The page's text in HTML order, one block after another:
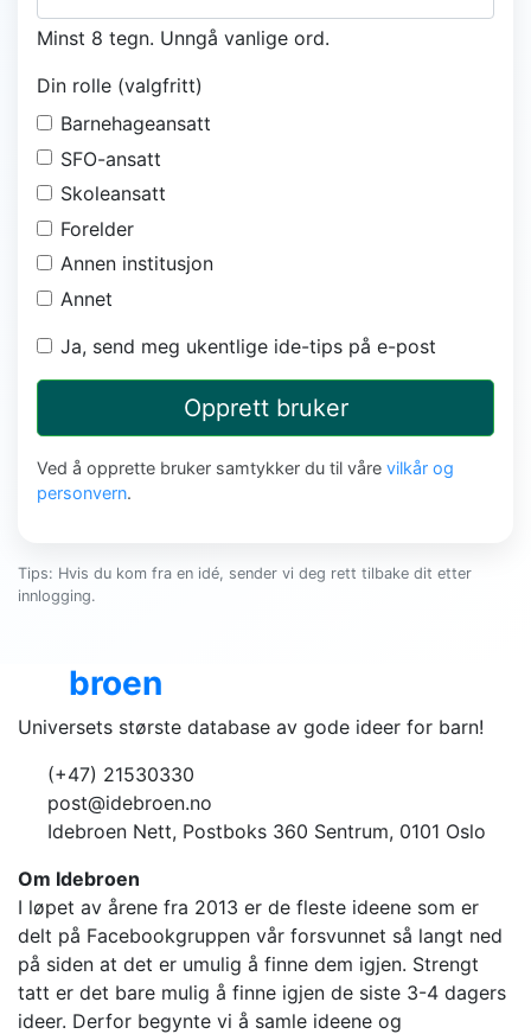
Minst 8 tegn. Unngå vanlige ord.
Din rolle (valgfritt)
Barnehageansatt
SFO-ansatt
Skoleansatt
Forelder
Annen institusjon
Annet
Ja, send meg ukentlige ide-tips på e-post
Opprett bruker
Ved å opprette bruker samtykker du til våre vilkår og
personvern.
Tips: Hvis du kom fra en idé, sender vi deg rett tilbake dit etter
innlogging.
broen
Universets største database av gode ideer for barn!
(+47) 21530330
post@idebroen.no
Idebroen Nett, Postboks 360 Sentrum, 0101 Oslo
Om Idebroen
I løpet av årene fra 2013 er de fleste ideene som er
delt på Facebookgruppen vår forsvunnet så langt ned
på siden at det er umulig å finne dem igjen. Strengt
tatt er det bare mulig å finne igjen de siste 3-4 dagers
ideer. Derfor begynte vi å samle ideene og